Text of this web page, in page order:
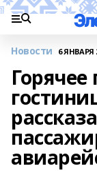
Новости 6 ЯНВАРЯ